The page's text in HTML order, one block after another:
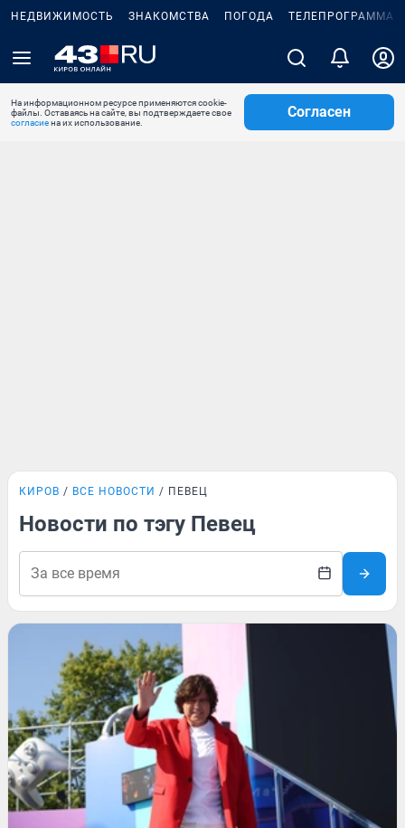
НЕДВИЖИМОСТЬ ЗНАКОМСТВА ПОГОДА ТЕЛЕПРОГРАММА
На информационном ресурсе применяются cookie-
файлы. Оставаясь на сайте, вы подтверждаете свое
согласиена их использование.
Согласен
КИРОВ ВСЕ НОВОСТИ ПЕВЕЦ
Новости по тэгу Певец